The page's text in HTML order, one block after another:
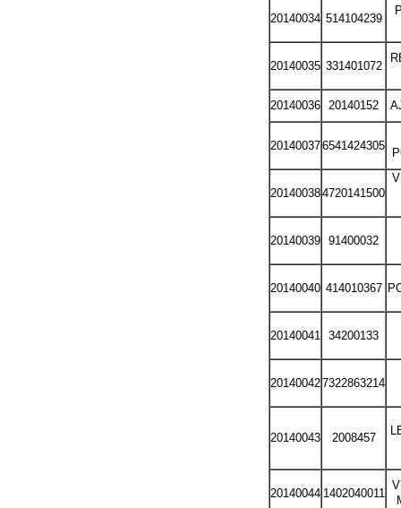
20140034 514104239
20140035 331401072
20140036 20140152
201400376541424305
201400384720141500
20140039 91400032
20140040 414010367
20140041 34200133
201400427322863214
20140043 2008457
20140044 1402040011